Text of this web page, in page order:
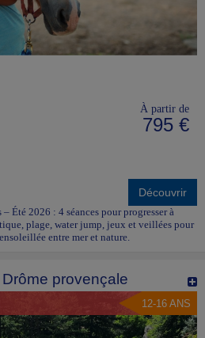
À partir de
795 €
Découvrir
Été 2026 : 4 séances pour progresser à
plage, water jump, jeux et veillées pour
entre mer et nature.
provençale
12-16 ANS